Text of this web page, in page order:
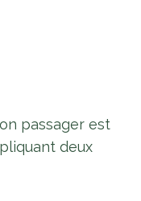
passager est
deux